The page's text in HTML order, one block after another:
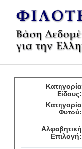
Κατηγορία
Είδους:
Κατηγορία
Φυτού:
Αλφαβητική
Επιλογή: